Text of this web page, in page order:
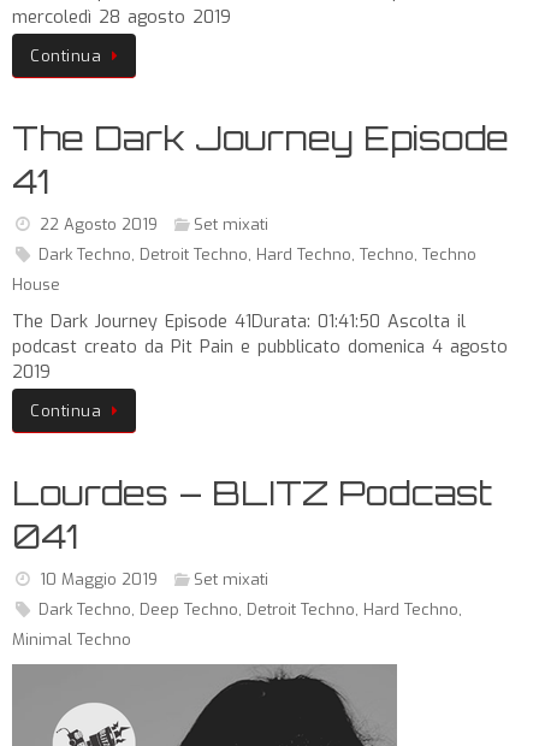
mercoledì 28 agosto 2019
Continua
The Dark Journey Episode
41
22 Agosto 2019
Set mixati
Dark Techno, Detroit Techno, Hard Techno, Techno, Techno
House
The Dark Journey Episode 41Durata: 01:41:50 Ascolta il
podcast creato da Pit Pain e pubblicato domenica 4 agosto
2019
Continua
Lourdes – BLITZ Podcast
041
10 Maggio 2019
Set mixati
Dark Techno, Deep Techno, Detroit Techno, Hard Techno,
Minimal Techno